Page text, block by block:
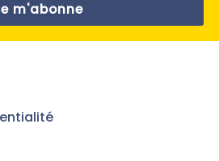
m'abonne